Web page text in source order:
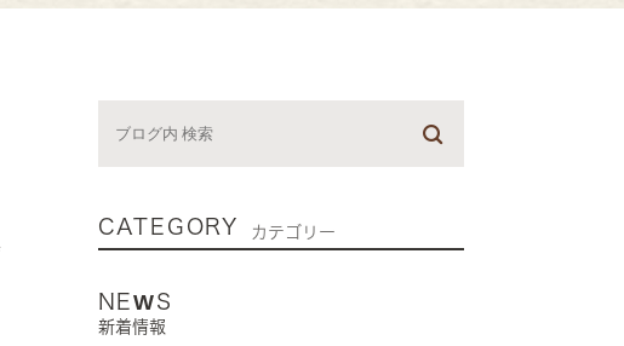
CATEGORY カテゴリー
NEWS
新着情報